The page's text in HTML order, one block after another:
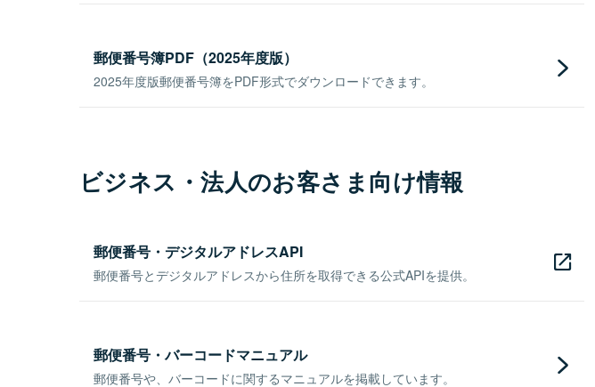
郵便番号簿PDF（2025年度版）
2025年度版郵便番号簿をPDF形式でダウンロードできます。
ビジネス・法人のお客さま向け情報
郵便番号・デジタルアドレスAPI
郵便番号とデジタルアドレスから住所を取得できる公式APIを提供。
郵便番号・バーコードマニュアル
郵便番号や、バーコードに関するマニュアルを掲載しています。